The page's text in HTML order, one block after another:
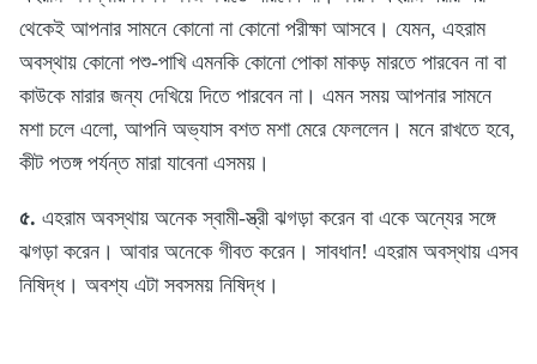
থেকেই আপনার সামনে কোনো না কোনো পরীক্ষা আসবে। যেমন, এহরাম
অবস্থায় কোনো পশু-পাখি এমনকি কোনো পোকা মাকড় মারতে পারবেন না বা
কাউকে মারার জন্য দেখিয়ে দিতে পারবেন না। এমন সময় আপনার সামনে
মশা চলে এলো, আপনি অভ্যাস বশত মশা মেরে ফেললেন। মনে রাখতে হবে,
কীট পতঙ্গ পর্যন্ত মারা যাবেনা এসময়।
৫. এহরাম অবস্থায় অনেক স্বামী-স্ত্রী ঝগড়া করেন বা একে অন্যের সঙ্গে
ঝগড়া করেন। আবার অনেকে গীবত করেন। সাবধান! এহরাম অবস্থায় এসব
নিষিদ্ধ। অবশ্য এটা সবসময় নিষিদ্ধ।